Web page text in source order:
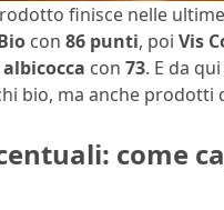
finisce nelle
con 86 punti, poi Vis
con 73. E da
bio, ma anche prodotti
come